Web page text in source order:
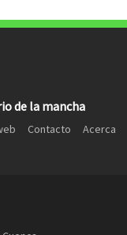
de la mancha
Contacto
Acerca